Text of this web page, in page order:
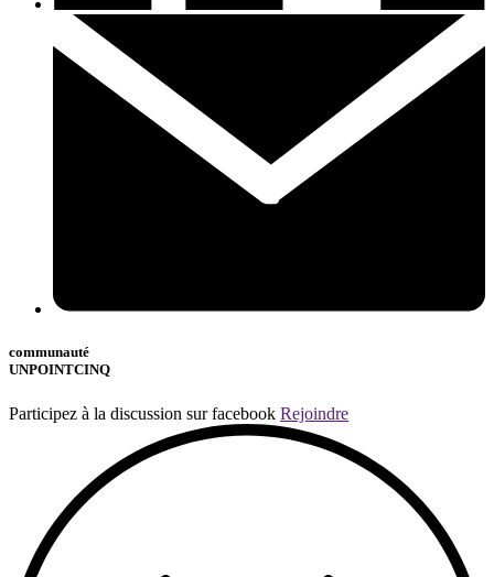
communauté
UNPOINTCINQ
Participez à la discussion sur facebook Rejoindre